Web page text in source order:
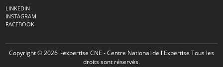
LINKEDIN
INSTAGRAM
FACEBOOK
Copyright © 2026 l-expertise CNE - Centre National de l'Expertise Tous les
droits sont réservés.